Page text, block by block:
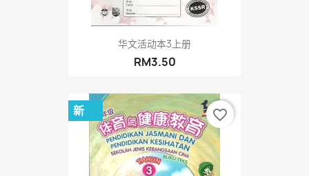
华文活动本3上册
RM3.50
新 favorite_border